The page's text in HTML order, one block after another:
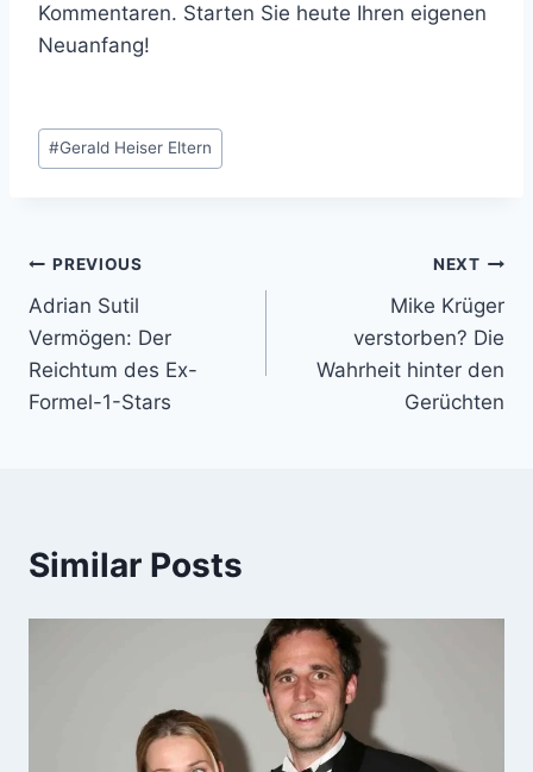
Kommentaren. Starten Sie heute Ihren eigenen
Neuanfang!
Post
Tags:
#Gerald Heiser Eltern
Post
navigation
PREVIOUS
Adrian Sutil
Vermögen: Der
Reichtum des Ex-
Formel-1-Stars
NEXT
Mike Krüger
verstorben? Die
Wahrheit hinter den
Gerüchten
Similar Posts